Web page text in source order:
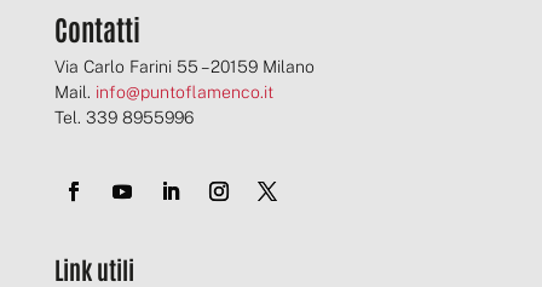
d
i
S
p
u
Contatti
Via Carlo Farini 55 – 20159 Milano
Mail. info@puntoflamenco.it
Tel. 339 8955996
Link utili